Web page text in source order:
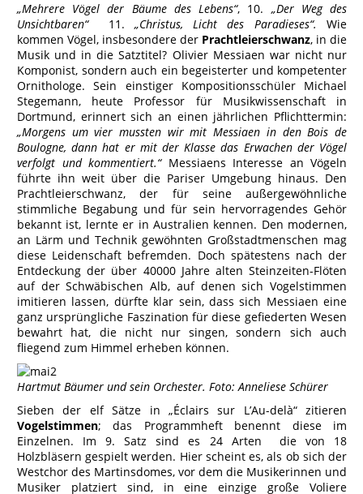
„Mehrere Vögel der Bäume des Lebens“, 10. „Der Weg des
Unsichtbaren“11. „Christus, Licht des Paradieses“. Wie
kommen Vögel, insbesondere der Prachtleierschwanz, in die
Musik und in die Satztitel? Olivier Messiaen war nicht nur
Komponist, sondern auch ein begeisterter und kompetenter
Ornithologe. Sein einstiger Kompositionsschüler Michael
Stegemann, heute Professor für Musikwissenschaft in
Dortmund, erinnert sich an einen jährlichen Pflichttermin:
„Morgens um vier mussten wir mit Messiaen in den Bois de
Boulogne, dann hat er mit der Klasse das Erwachen der Vögel
verfolgt und kommentiert.“ Messiaens Interesse an Vögeln
führte ihn weit über die Pariser Umgebung hinaus. Den
Prachtleierschwanz, der für seine außergewöhnliche
stimmliche Begabung und für sein hervorragendes Gehör
bekannt ist, lernte er in Australien kennen. Den modernen,
an Lärm und Technik gewöhnten Großstadtmenschen mag
diese Leidenschaft befremden. Doch spätestens nach der
Entdeckung der über 40000 Jahre alten Steinzeiten-Flöten
auf der Schwäbischen Alb, auf denen sich Vogelstimmen
imitieren lassen, dürfte klar sein, dass sich Messiaen eine
ganz ursprüngliche Faszination für diese gefiederten Wesen
bewahrt hat, die nicht nur singen, sondern sich auch
fliegend zum Himmel erheben können.
Hartmut Bäumer und sein Orchester. Foto: Anneliese Schürer
Sieben der elf Sätze in „Éclairs sur L’Au-delà“ zitieren
Vogelstimmen; das Programmheft benennt diese im
Einzelnen. Im 9. Satz sind es 24 Arten die von 18
Holzbläsern gespielt werden. Hier scheint es, als ob sich der
Westchor des Martinsdomes, vor dem die Musikerinnen und
Musiker platziert sind, in eine einzige große Voliere